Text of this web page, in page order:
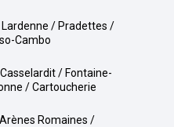
Cambo
/ Cartoucherie